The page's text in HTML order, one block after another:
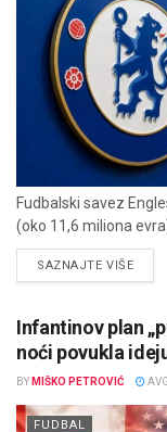
Fudbalski savez
(oko 11,6 miliona
SAZNAJTE VIŠE
Infantinov plan
noći povukla
BY MIŠKO PETROVIĆ
FUDBAL